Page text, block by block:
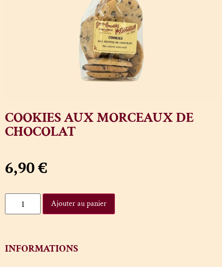
COOKIES AUX MORCEAUX DE
CHOCOLAT
6,90€
Ajouter au panier
INFORMATIONS